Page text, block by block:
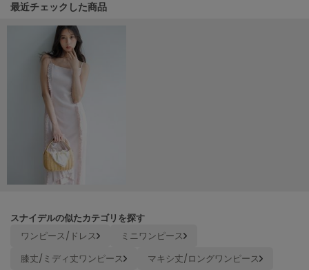
セサミストリートマーケット
Sneakers by emmi
スニーカーズ バイ エミ
Snow Peak
スノーピーク
スナイデル
SNIDEL HOME
スナイデル ホーム
SOFER
ソフェル
関連記事
最近チェックした商品
スナイデルの似たカテゴリを探す
ワンピース/ドレス
ミニワンピース
膝丈/ミディ丈ワンピース
マキシ丈/ロングワンピース